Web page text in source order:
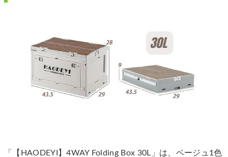
「【HAODEYI】4WAY Folding Box 30L」は、ベージュ1色